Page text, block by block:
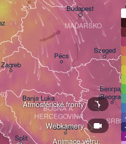
Animace větru:
Webkamery
Atmosférické fronty
Budapest
Београд
(Beograd)
Zagreb
Sarajevo
Split
Szeged
Banja Luka
Pécs
MAĎARSKO
BOSNA A
HERCEGOVINA